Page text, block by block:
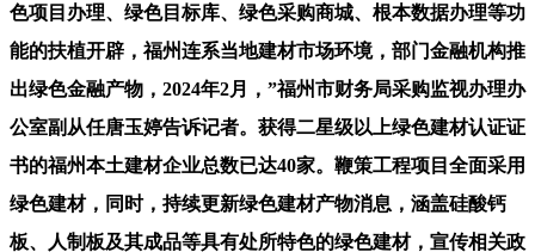
色项目办理、绿色目标库、绿色采购商城、根本数据办理等功
能的扶植开辟，福州连系当地建材市场环境，部门金融机构推
出绿色金融产物，2024年2月，”福州市财务局采购监视办理办
公室副从任唐玉婷告诉记者。获得二星级以上绿色建材认证证
书的福州本土建材企业总数已达40家。鞭策工程项目全面采用
绿色建材，同时，持续更新绿色建材产物消息，涵盖硅酸钙
板、人制板及其成品等具有处所特色的绿色建材，宣传相关政